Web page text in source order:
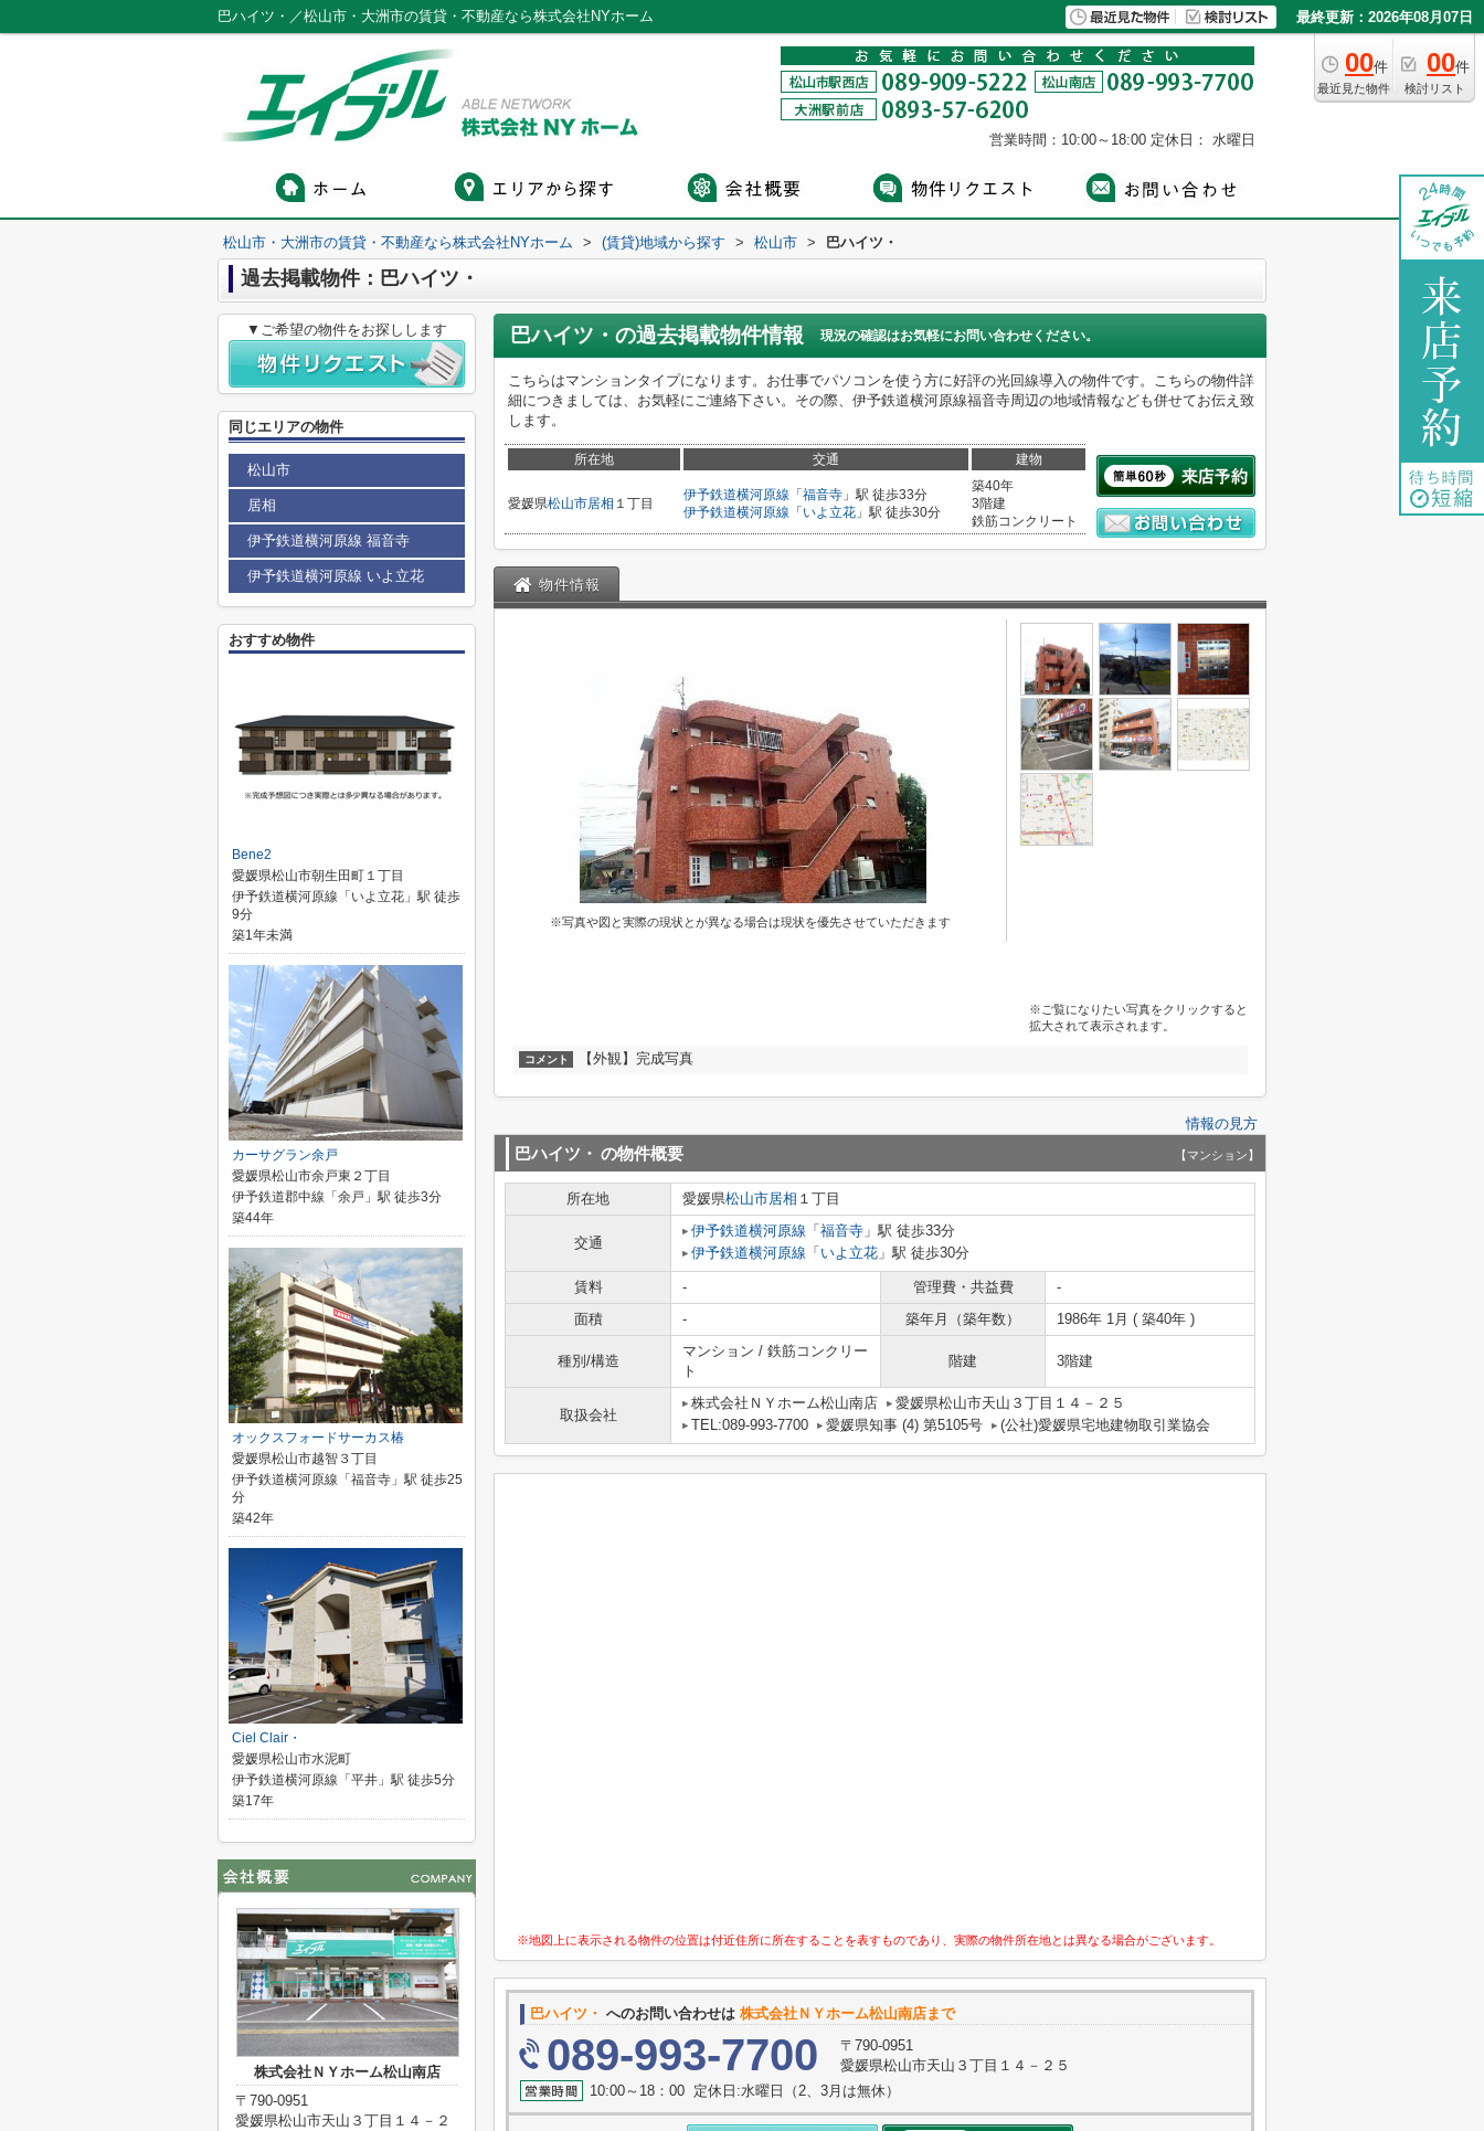
巴ハイツ・／松山市・大洲市の賃貸・不動産なら株式会社NYホーム 最終更新：2026年08月07日
00件
最近見た物件
00件
検討リスト
営業時間：10:00～18:00 定休日： 水曜日
松山市・大洲市の賃貸・不動産なら株式会社NYホーム > (賃貸)地域から探す > 松山市 > 巴ハイツ・
過去掲載物件：巴ハイツ・
巴ハイツ・ の過去掲載物件情報 現況の確認はお気軽にお問い合わせください。
こちらはマンションタイプになります。お仕事でパソコンを使う方に好評の光回線導入の物件です。こちらの物件詳
細につきましては、お気軽にご連絡下さい。その際、伊予鉄道横河原線福音寺周辺の地域情報なども併せてお伝え致
します。
所在地 交通 建物
愛媛県松山市居相 １丁目
伊予鉄道横河原線 「 福音寺 」駅 徒歩33分
伊予鉄道横河原線 「 いよ立花 」駅 徒歩30分
築40年
3階建
鉄筋コンクリート
物件情報
※写真や図と実際の現状とが異なる場合は現状を優先させていただきます
※ご覧になりたい写真をクリックすると
拡大されて表示されます。
コメント 【外観】完成写真
情報の見方
巴ハイツ・ の物件概要 【マンション】
所在地 愛媛県松山市居相 １丁目
交通
伊予鉄道横河原線 「 福音寺 」駅 徒歩33分
伊予鉄道横河原線 「 いよ立花 」駅 徒歩30分
賃料 - 管理費・共益費
-
面積
- 築年月（築年数） 1986年 1月 ( 築40年 )
種別/構造
マンション / 鉄筋コンクリー
ト
階建 3階建
取扱会社
株式会社ＮＹホーム松山南店
愛媛県松山市天山３丁目１４－２５
TEL:089-993-7700
愛媛県知事 (4) 第5105号 (公社)愛媛県宅地建物取引業協会
※地図上に表示される物件の位置は付近住所に所在することを表すものであり、実際の物件所在地とは異なる場合がございます。
巴ハイツ・ へのお問い合わせは 株式会社ＮＹホーム松山南店まで
089-993-7700
〒790-0951
愛媛県松山市天山３丁目１４－２５
10:00～18：00 定休日:水曜日（2、3月は無休）
▼ご希望の物件をお探しします
同じエリアの物件
松山市
居相
伊予鉄道横河原線 福音寺
伊予鉄道横河原線 いよ立花
おすすめ物件
Bene2
愛媛県松山市朝生田町１丁目
伊予鉄道横河原線「いよ立花」駅 徒歩
9分
築1年未満
カーサグラン余戸
愛媛県松山市余戸東２丁目
伊予鉄道郡中線「余戸」駅 徒歩3分
築44年
オックスフォードサーカス椿
愛媛県松山市越智３丁目
伊予鉄道横河原線「福音寺」駅 徒歩25
分
築42年
Ciel Clair・
愛媛県松山市水泥町
伊予鉄道横河原線「平井」駅 徒歩5分
築17年
株式会社ＮＹホーム松山南店
〒790-0951
愛媛県松山市天山３丁目１４－２